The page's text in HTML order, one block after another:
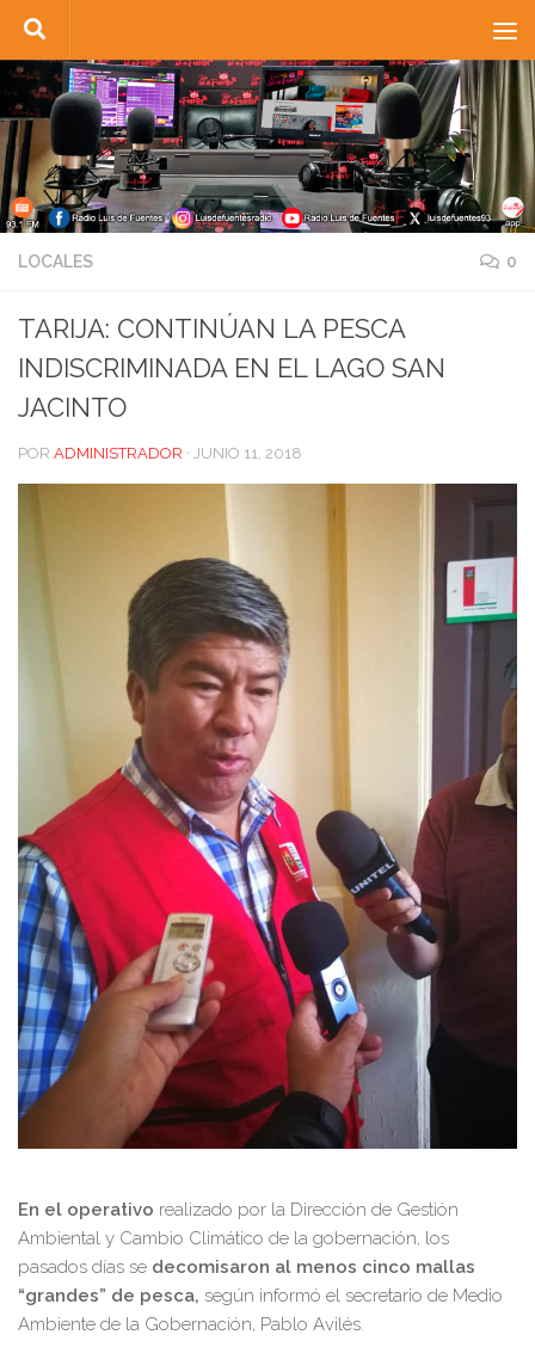
Saltar al contenido
LOCALES 0
TARIJA: CONTINÚAN LA PESCA
INDISCRIMINADA EN EL LAGO SAN
JACINTO
POR ADMINISTRADOR · JUNIO 11, 2018
En el operativo realizado por la Dirección de Gestión
Ambiental y Cambio Climático de la gobernación, los
pasados días se decomisaron al menos cinco mallas
“grandes” de pesca, según informó el secretario de Medio
Ambiente de la Gobernación, Pablo Avilés.